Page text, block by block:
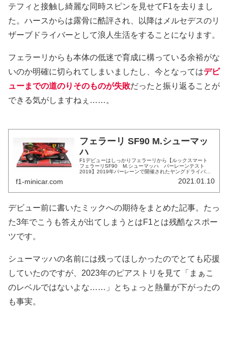
テフィと接触し綺麗な同時スピンを見せてF1を去りまし
た。ハースからは露骨に酷評され、以降はメルセデスのリ
ザーブドライバーとして浪人生活をすることになります。
フェラーリからも本体の低迷で育成に構っている余裕がな
いのか明確に切られてしまいましたし、今となってはデビ
ューまでの道のりそのものが失敗だったと振り返ることが
できる気がしますねぇ……。
フェラーリ SF90 M.シューマッ
ハ
F1デビューはしっかりフェラーリから【ルックスマート
フェラーリSF90 M.シューマッハ バーレーンテスト
2019】2019年バーレーンで開催されたヤングドライバー
f1-minicar.com 2021.01.10
デビュー前に書いたミックへの期待をまとめた記事。たっ
た3年でこうも答えが出てしまうとはF1とは残酷なスポー
ツです。
シューマッハの名前には残ってほしかったのでとても応援
していたのですが、2023年のピアストリを見て「まぁこ
のレベルではないよな……」とちょっと熱量が下がったの
も事実。